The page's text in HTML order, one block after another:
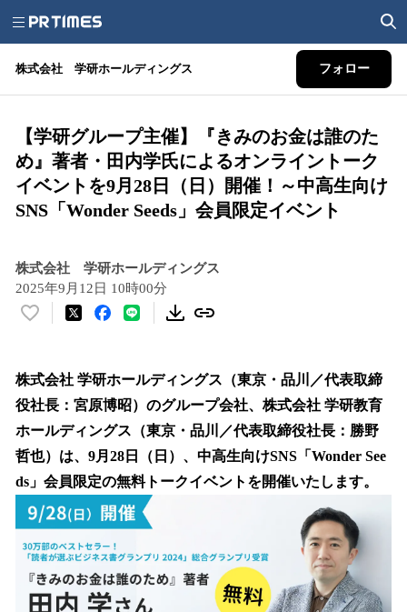
株式会社 学研ホールディングス フォロー
【学研グループ主催】『きみのお金は誰のた
め』著者・田内学氏によるオンライントーク
イベントを9月28日（日）開催！～中高生向け
SNS「Wonder Seeds」会員限定イベント
株式会社 学研ホールディングス
2025年9月12日 10時00分
い
！
数
を
読
み
み
中
で
す
株式会社 学研ホールディングス（東京・品川／代表取締
役社長：宮原博昭）のグループ会社、株式会社 学研教育
ホールディングス（東京・品川／代表取締役社長：勝野
哲也）は、9月28日（日）、中高生向けSNS「Wonder See
ds」会員限定の無料トークイベントを開催いたします。